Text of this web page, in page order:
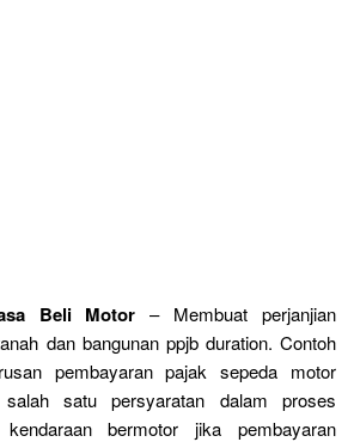
Beli Motor – Membuat perjanjian
dan bangunan ppjb duration. Contoh
pembayaran pajak sepeda motor
salah satu persyaratan dalam proses
bermotor jika pembayaran